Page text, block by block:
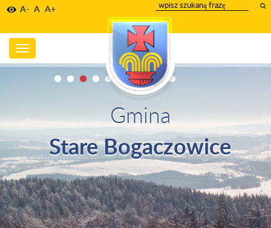
A- A A+
wpisz
szukany
tekst
Toggle
navigation
Gmina
Stare Bogaczowice